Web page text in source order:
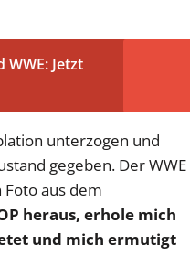
WWE: Jetzt
unterzogen und
gegeben. Der WWE
aus dem
heraus, erhole mich
und mich ermutigt